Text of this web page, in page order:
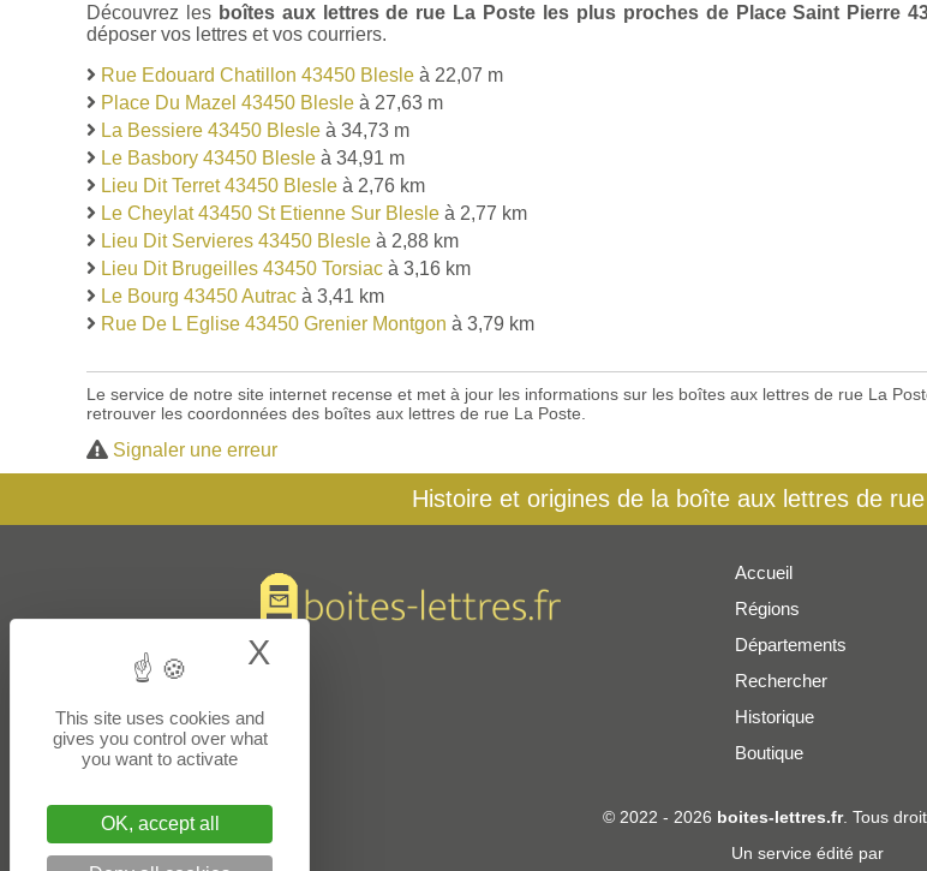
Découvrez les boîtes aux lettres de rue La Poste les plus proches de Place Saint Pierre
déposer vos lettres et vos courriers.
Rue Edouard Chatillon 43450 Blesle à 22,07 m
Place Du Mazel 43450 Blesle à 27,63 m
La Bessiere 43450 Blesle à 34,73 m
Le Basbory 43450 Blesle à 34,91 m
Lieu Dit Terret 43450 Blesle à 2,76 km
Le Cheylat 43450 St Etienne Sur Blesle à 2,77 km
Lieu Dit Servieres 43450 Blesle à 2,88 km
Lieu Dit Brugeilles 43450 Torsiac à 3,16 km
Le Bourg 43450 Autrac à 3,41 km
Rue De L Eglise 43450 Grenier Montgon à 3,79 km
Le service de notre site internet recense et met à jour les informations sur les boîtes aux lettres de rue La
retrouver les coordonnées des boîtes aux lettres de rue La Poste.
Signaler une erreur
Histoire et origines de la boîte aux lettres de
Accueil
Régions
Départements
Rechercher
Historique
Boutique
© 2022 - 2026 boites-lettres.fr. Tous
Un service édité par
This site uses cookies and
gives you control over what
you want to activate
OK, accept all
X